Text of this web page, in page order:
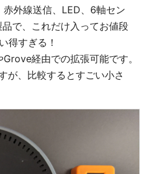
外線送信、LED、6軸セン
で、これだけ入ってお値段
得すぎる！
経由での拡張可能です。
が、比較するとすごい小さ